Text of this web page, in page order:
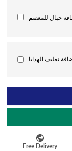
حبال للمعصم
تغليف الهدايا